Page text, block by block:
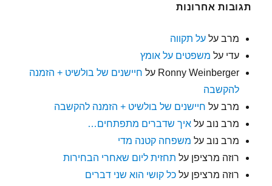
תגובות אחרונות
מרב עלעל תקווה
עדי על משפטים על אומץ
Ronny Weinberger על חיישנים של בולשיט + הזמנה
להקשבה
מרב על חיישנים של בולשיט + הזמנה להקשבה
מרב נוב עלאיך שדברים מתפתחים…
מרב נוב על משפחה קטנה מדי
רוזה מרציפן על תחזית ליום שאחרי הבחירות
רוזה מרציפן עלכל קושי הוא שני דברים